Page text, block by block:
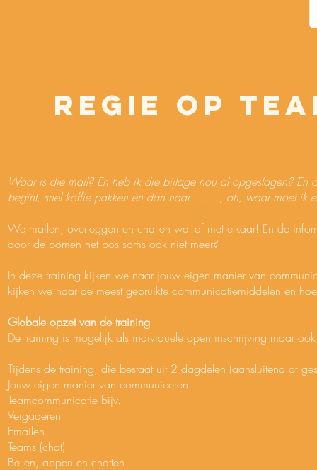
Regie op
Waar is die mail? En heb ik die bijlage nou al opgeslagen? En
begint, snel koffie pakken en dan naar ……., oh, waar moet ik
We mailen, overleggen en chatten wat af met elkaar! En de
door de bomen het bos soms ook niet meer?
In deze training kijken we naar jouw eigen manier van
kijken we naar de meest gebruikte communicatiemiddelen en
Globale opzet van de training
De training is mogelijk als individuele open inschrijving maar
Tijdens de training, die bestaat uit 2 dagdelen (aansluitend of
Jouw eigen manier van communiceren
Teamcommunicatie bijv.
Vergaderen
Emailen
Teams (chat)
Bellen, appen en chatten